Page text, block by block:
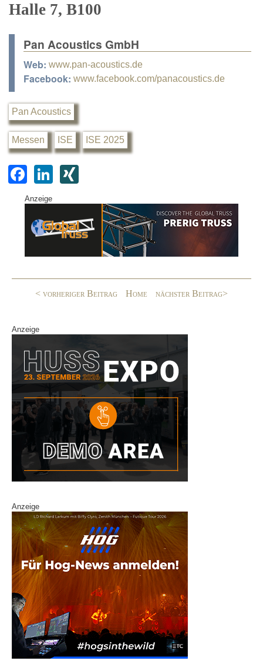
Halle 7, B100
Pan Acoustics GmbH
Web: www.pan-acoustics.de
Facebook: www.facebook.com/panacoustics.de
Pan Acoustics
Messen ISE ISE 2025
F
a
c
e
o
Li
k
e
G
Anzeige
< vorheriger Beitrag Home nächster Beitrag>
Anzeige
Anzeige